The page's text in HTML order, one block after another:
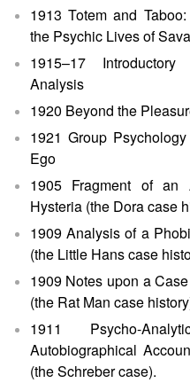
1913 Totem and
the Psychic Lives of
1915–17
Analysis
1920 Beyond the
1921 Group
Ego
1905 Fragment of
Hysteria (the Dora case
1909 Analysis of a
(the Little Hans case
1909 Notes upon a
(the Rat Man case
1911 Psycho-
Autobiographical
(the Schreber case).